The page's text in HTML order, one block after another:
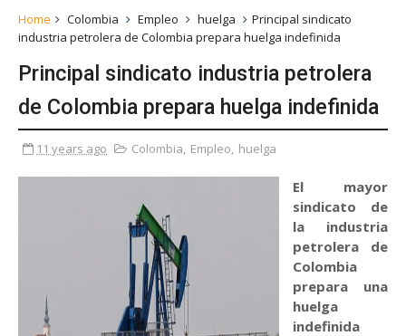
Home Colombia Empleo huelga
Principal sindicato
industria petrolera de Colombia prepara huelga indefinida
Principal sindicato industria petrolera
de Colombia prepara huelga indefinida
11 years ago Colombia, Empleo, huelga
El mayor
sindicato de
la industria
petrolera de
Colombia
prepara una
huelga
indefinida